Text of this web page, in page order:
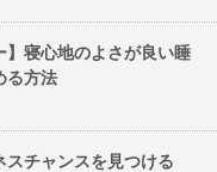
】寝心地のよさが良い睡
る方法
スチャンスを見つける